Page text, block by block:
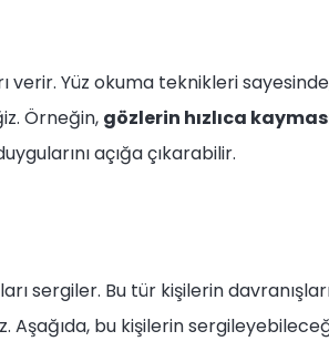
Yüz okuma teknikleri
Örneğin, gözlerin hızlıca
açığa çıkarabilir.
sergiler. Bu tür kişilerin
Aşağıda, bu kişilerin